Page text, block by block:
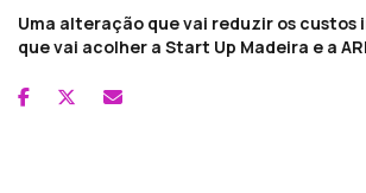
Uma alteração que vai reduzir os
que vai acolher a Start Up Madeira e a